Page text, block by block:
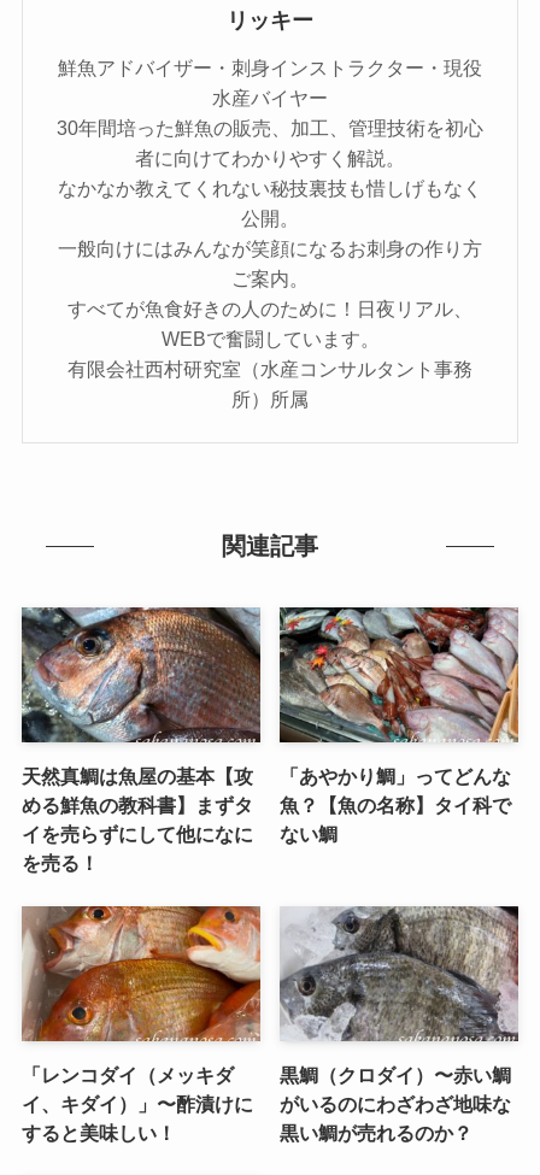
リッキー
鮮魚アドバイザー・刺身インストラクター・現役
水産バイヤー
30年間培った鮮魚の販売、加工、管理技術を初心
者に向けてわかりやすく解説。
なかなか教えてくれない秘技裏技も惜しげもなく
公開。
一般向けにはみんなが笑顔になるお刺身の作り方
ご案内。
すべてが魚食好きの人のために！日夜リアル、
WEBで奮闘しています。
有限会社西村研究室（水産コンサルタント事務
所）所属
関連記事
天然真鯛は魚屋の基本【攻
める鮮魚の教科書】まずタ
イを売らずにして他になに
を売る！
「あやかり鯛」ってどんな
魚？【魚の名称】タイ科で
ない鯛
「レンコダイ（メッキダ
イ、キダイ）」〜酢漬けに
すると美味しい！
黒鯛（クロダイ）〜赤い鯛
がいるのにわざわざ地味な
黒い鯛が売れるのか？